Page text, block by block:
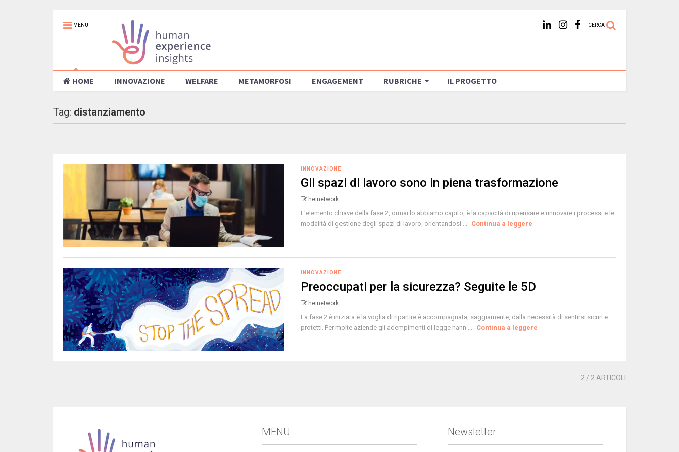
MENU CERCA
HOME INNOVAZIONE WELFARE METAMORFOSI ENGAGEMENT RUBRICHE IL PROGETTO
Tag: distanziamento
INNOVAZIONE
Gli spazi di lavoro sono in piena trasformazione
heinetwork
L'elemento chiave della fase 2, ormai lo abbiamo capito, è la capacità di ripensare e rinnovare i processi e le
modalità di gestione degli spazi di lavoro, orientandosi ...
Continua a leggere
INNOVAZIONE
Preoccupati per la sicurezza? Seguite le 5D
heinetwork
La fase 2 è iniziata e la voglia di ripartire è accompagnata, saggiamente, dalla necessità di sentirsi sicuri e
protetti. Per molte aziende gli adempimenti di legge hann ...
Continua a leggere
2 / 2 ARTICOLI
MENU Newsletter